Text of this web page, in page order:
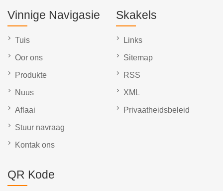
Vinnige Navigasie
Tuis
Oor ons
Produkte
Nuus
Aflaai
Stuur navraag
Kontak ons
Skakels
Links
Sitemap
RSS
XML
Privaatheidsbeleid
QR Kode